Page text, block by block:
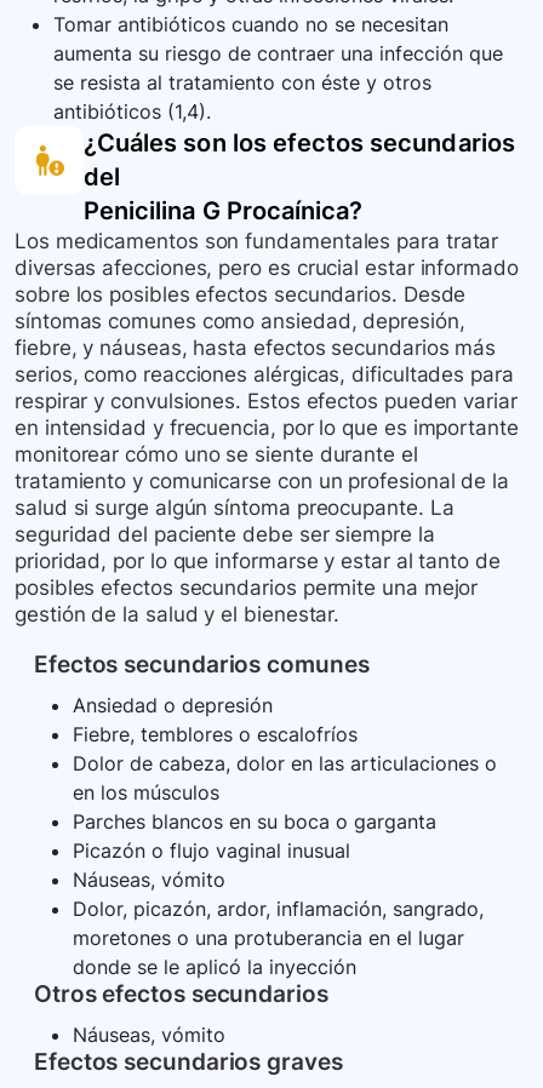
Tomar antibióticos cuando no se necesitan
aumenta su riesgo de contraer una infección que
se resista al tratamiento con éste y otros
antibióticos (1,4).
¿Cuáles son los efectos secundarios
del
Penicilina G Procaínica?
Los medicamentos son fundamentales para tratar
diversas afecciones, pero es crucial estar informado
sobre los posibles efectos secundarios. Desde
síntomas comunes como ansiedad, depresión,
fiebre, y náuseas, hasta efectos secundarios más
serios, como reacciones alérgicas, dificultades para
respirar y convulsiones. Estos efectos pueden variar
en intensidad y frecuencia, por lo que es importante
monitorear cómo uno se siente durante el
tratamiento y comunicarse con un profesional de la
salud si surge algún síntoma preocupante. La
seguridad del paciente debe ser siempre la
prioridad, por lo que informarse y estar al tanto de
posibles efectos secundarios permite una mejor
gestión de la salud y el bienestar.
Efectos secundarios comunes
Ansiedad o depresión
Fiebre, temblores o escalofríos
Dolor de cabeza, dolor en las articulaciones o
en los músculos
Parches blancos en su boca o garganta
Picazón o flujo vaginal inusual
Náuseas, vómito
Dolor, picazón, ardor, inflamación, sangrado,
moretones o una protuberancia en el lugar
donde se le aplicó la inyección
Otros efectos secundarios
Náuseas, vómito
Efectos secundarios graves